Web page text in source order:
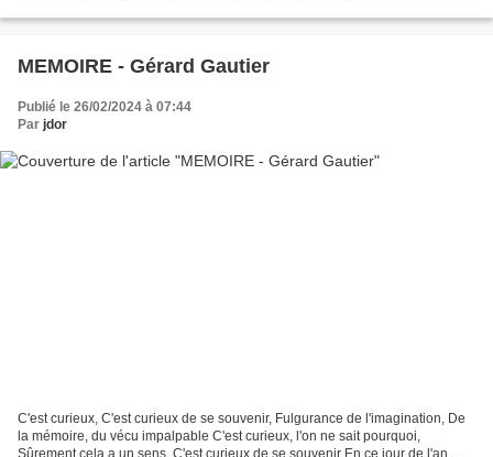
MEMOIRE - Gérard Gautier
Publié le 26/02/2024 à 07:44
Par jdor
C'est curieux, C'est curieux de se souvenir, Fulgurance de l'imagination, De
la mémoire, du vécu impalpable C'est curieux, l'on ne sait pourquoi,
Sûrement cela a un sens, C'est curieux de se souvenir En ce jour de l'an